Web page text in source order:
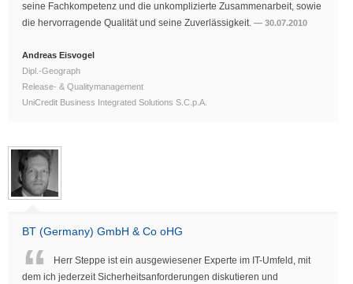
seine Fachkompetenz und die unkomplizierte Zusammenarbeit, sowie
die hervorragende Qualität und seine Zuverlässigkeit.
30.07.2010
Andreas Eisvogel
Dipl.-Geograph
Release- & Qualitymanagement
UniCredit Business Integrated Solutions S.C.p.A.
BT (Germany) GmbH & Co oHG
Herr Steppe ist ein ausgewiesener Experte im IT-Umfeld, mit
dem ich jederzeit Sicherheitsanforderungen diskutieren und